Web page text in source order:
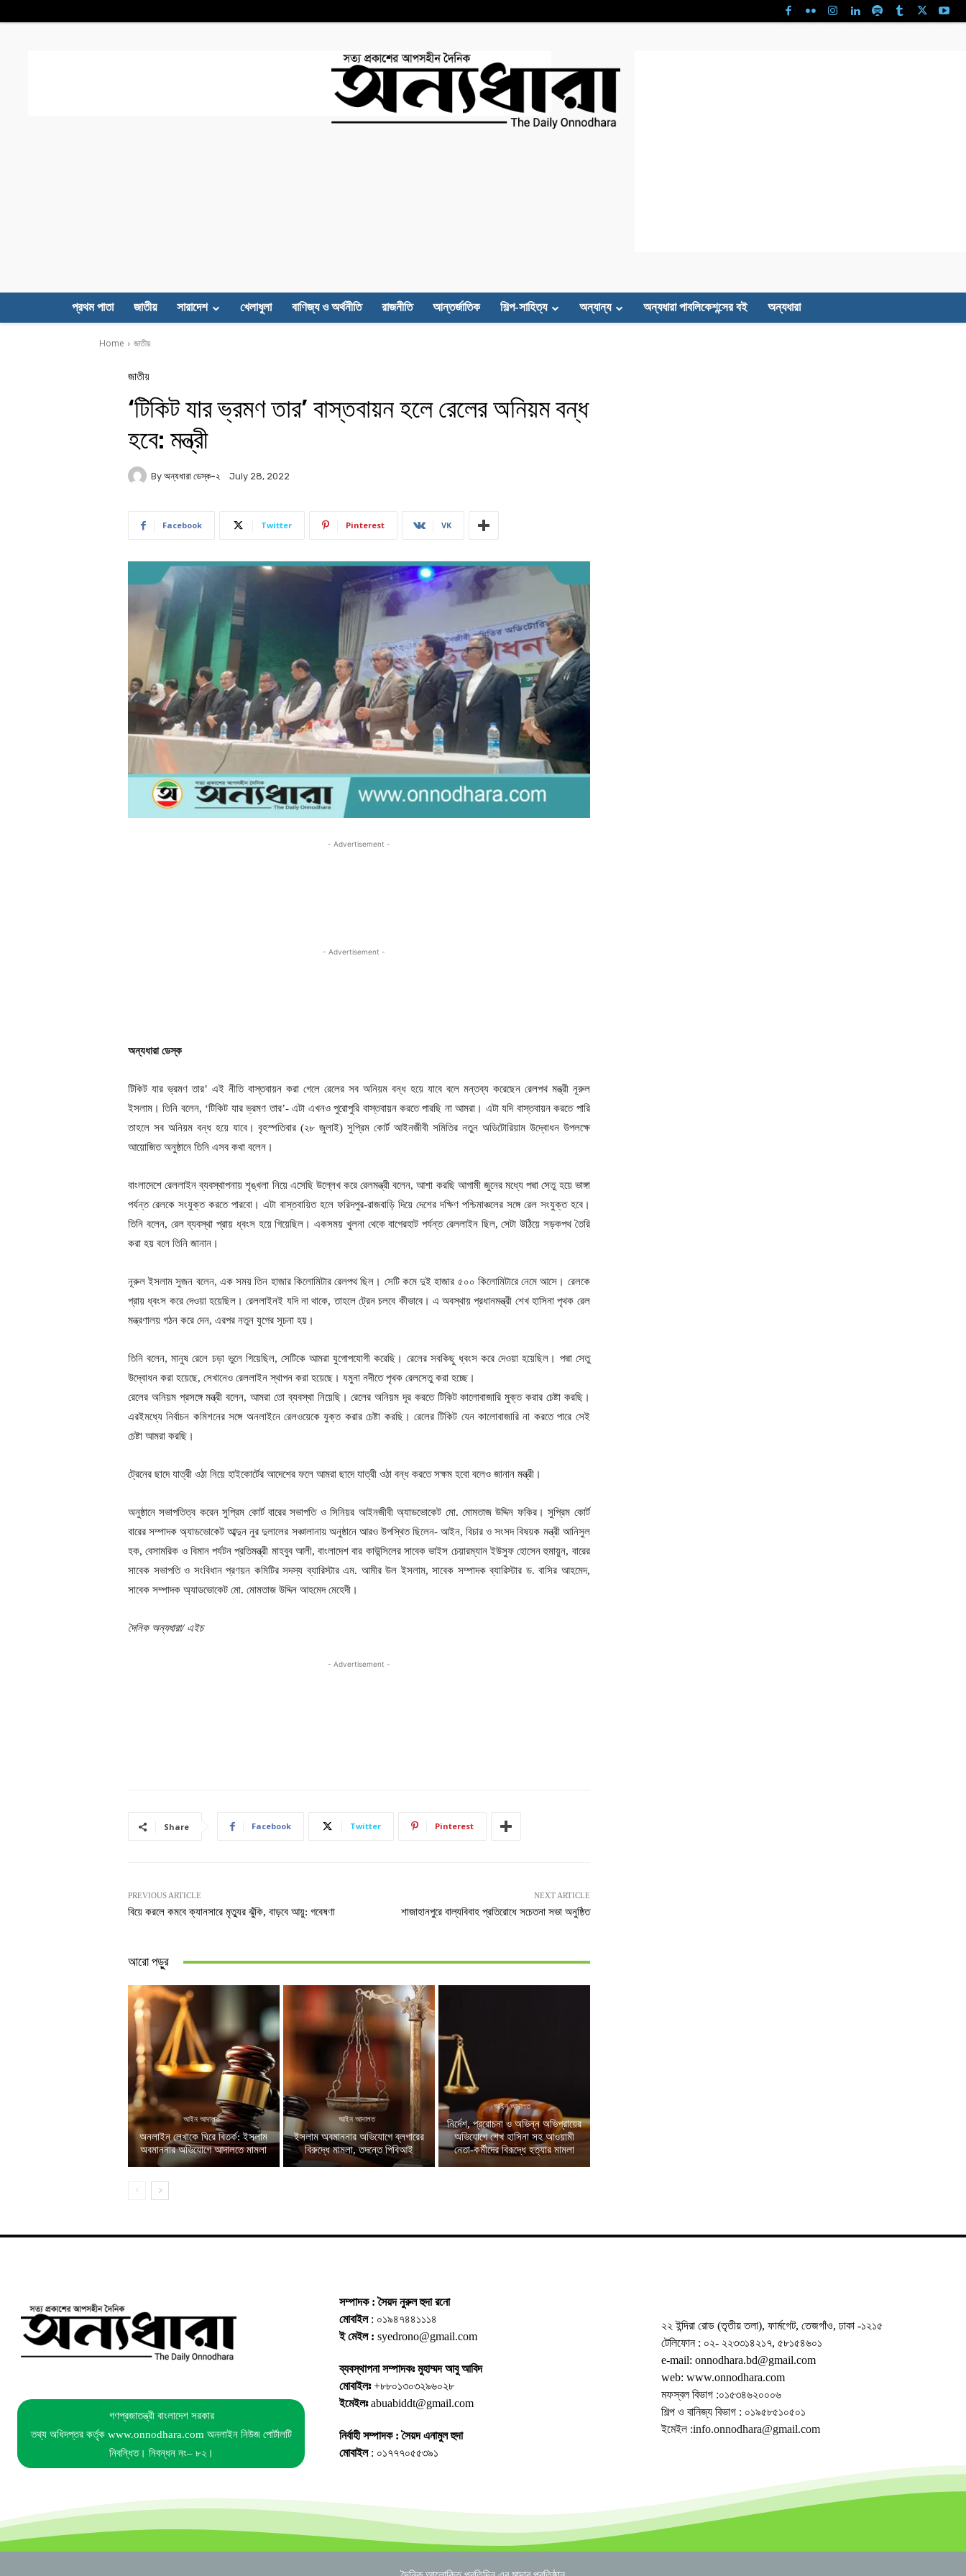
প্রথম পাতা জাতীয় সারাদেশ খেলাধুলা বাণিজ্য ও অর্থনীতি রাজনীতি আন্তর্জাতিক শিল্প-সাহিত্য অন্যান্য অন্যধারা পাবলিকেশন্সের বই অন্যধারা
Home জাতীয়
জাতীয়
‘টিকিট যার ভ্রমণ তার’ বাস্তবায়ন হলে রেলের অনিয়ম বন্ধ
হবে: মন্ত্রী
By অন্যধারা ডেস্ক-২ July 28, 2022
Facebook Twitter Pinterest VK
- Advertisement -
- Advertisement -
অন্যধারা ডেস্ক
টিকিট যার ভ্রমণ তার’ এই নীতি বাস্তবায়ন করা গেলে রেলের সব অনিয়ম বন্ধ হয়ে যাবে বলে মন্তব্য করেছেন রেলপথ মন্ত্রী নূরুল
ইসলাম। তিনি বলেন, ‘টিকিট যার ভ্রমণ তার’- এটা এখনও পুরোপুরি বাস্তবায়ন করতে পারছি না আমরা। এটা যদি বাস্তবায়ন করতে পারি
তাহলে সব অনিয়ম বন্ধ হয়ে যাবে। বৃহস্পতিবার (২৮ জুলাই) সুপ্রিম কোর্ট আইনজীবী সমিতির নতুন অডিটোরিয়াম উদ্বোধন উপলক্ষে
আয়োজিত অনুষ্ঠানে তিনি এসব কথা বলেন।
বাংলাদেশে রেললাইন ব্যবস্থাপনায় শৃঙ্খলা নিয়ে এসেছি উল্লেখ করে রেলমন্ত্রী বলেন, আশা করছি আগামী জুনের মধ্যে পদ্মা সেতু হয়ে ভাঙ্গা
পর্যন্ত রেলকে সংযুক্ত করতে পারবো। এটা বাস্তবায়িত হলে ফরিদপুর-রাজবাড়ি দিয়ে দেশের দক্ষিণ পশ্চিমাঞ্চলের সঙ্গে রেল সংযুক্ত হবে।
তিনি বলেন, রেল ব্যবস্থা প্রায় ধ্বংস হয়ে গিয়েছিল। একসময় খুলনা থেকে বাগেরহাট পর্যন্ত রেললাইন ছিল, সেটা উঠিয়ে সড়কপথ তৈরি
করা হয় বলে তিনি জানান।
নূরুল ইসলাম সুজন বলেন, এক সময় তিন হাজার কিলোমিটার রেলপথ ছিল। সেটি কমে দুই হাজার ৫০০ কিলোমিটারে নেমে আসে। রেলকে
প্রায় ধ্বংস করে দেওয়া হয়েছিল। রেললাইনই যদি না থাকে, তাহলে ট্রেন চলবে কীভাবে। এ অবস্থায় প্রধানমন্ত্রী শেখ হাসিনা পৃথক রেল
মন্ত্রণালয় গঠন করে দেন, এরপর নতুন যুগের সূচনা হয়।
তিনি বলেন, মানুষ রেলে চড়া ভুলে গিয়েছিল, সেটিকে আমরা যুগোপযোগী করেছি। রেলের সবকিছু ধ্বংস করে দেওয়া হয়েছিল। পদ্মা সেতু
উদ্বোধন করা হয়েছে, সেখানেও রেললাইন স্থাপন করা হয়েছে। যমুনা নদীতে পৃথক রেলসেতু করা হচ্ছে।
রেলের অনিয়ম প্রসঙ্গে মন্ত্রী বলেন, আমরা তো ব্যবস্থা নিয়েছি। রেলের অনিয়ম দূর করতে টিকিট কালোবাজারি মুক্ত করার চেষ্টা করছি।
এরইমধ্যে নির্বাচন কমিশনের সঙ্গে অনলাইনে রেলওয়েকে যুক্ত করার চেষ্টা করছি। রেলের টিকিট যেন কালোবাজারি না করতে পারে সেই
চেষ্টা আমরা করছি।
ট্রেনের ছাদে যাত্রী ওঠা নিয়ে হাইকোর্টের আদেশের ফলে আমরা ছাদে যাত্রী ওঠা বন্ধ করতে সক্ষম হবো বলেও জানান মন্ত্রী।
অনুষ্ঠানে সভাপতিত্ব করেন সুপ্রিম কোর্ট বারের সভাপতি ও সিনিয়র আইনজীবী অ্যাডভোকেট মো. মোমতাজ উদ্দিন ফকির। সুপ্রিম কোর্ট
বারের সম্পাদক অ্যাডভোকেট আব্দুন নুর দুলালের সঞ্চালানায় অনুষ্ঠানে আরও উপস্থিত ছিলেন- আইন, বিচার ও সংসদ বিষয়ক মন্ত্রী আনিসুল
হক, বেসামরিক ও বিমান পর্যটন প্রতিমন্ত্রী মাহবুব আলী, বাংলাদেশ বার কাউন্সিলের সাবেক ভাইস চেয়ারম্যান ইউসুফ হোসেন হুমায়ুন, বারের
সাবেক সভাপতি ও সংবিধান প্রণয়ন কমিটির সদস্য ব্যারিস্টার এম. আমীর উল ইসলাম, সাবেক সম্পাদক ব্যারিস্টার ড. বাসির আহমেদ,
সাবেক সম্পাদক অ্যাডভোকেট মো. মোমতাজ উদ্দিন আহমেদ মেহেদী।
দৈনিক অন্যধারা/ এইচ
- Advertisement -
Share Facebook Twitter Pinterest
PREVIOUS ARTICLE
বিয়ে করলে কমবে ক্যানসারে মৃত্যুর ঝুঁকি, বাড়বে আয়ু: গবেষণা
NEXT ARTICLE
শাজাহানপুরে বাল্যবিবাহ প্রতিরোধে সচেতনা সভা অনুষ্ঠিত
আরো পড়ুুর
আইন আদালত
অনলাইন লেখাকে ঘিরে বিতর্ক: ইসলাম
অবমাননার অভিযোগে আদালতে মামলা
আইন আদালত
ইসলাম অবমাননার অভিযোগে ব্লগারের
বিরুদ্ধে মামলা, তদন্তে পিবিআই
আইন আদালত
নির্দেশ, প্ররোচনা ও অভিন্ন অভিপ্রায়ের
অভিযোগে শেখ হাসিনা সহ আওয়ামী
নেতা-কর্মীদের বিরূদ্ধে হত্যার মামলা
গণপ্রজাতন্ত্রী বাংলাদেশ সরকার
তথ্য অধিদপ্তর কর্তৃক www.onnodhara.com অনলাইন নিউজ পোর্টালটি
নিবন্ধিত। নিবন্ধন নং– ৮২।
সম্পাদক : সৈয়দ নুরুল হুদা রনো
মোবাইল: ০১৯৪৭৪৪১১১৪
ই মেইল : syedrono@gmail.com
ব্যবস্থাপনা সম্পাদকঃ মুহাম্মদ আবু আবিদ
মোবাইলঃ+৮৮০১৩০৩২৯৬০২৮
ইমেইলঃabuabiddt@gmail.com
নির্বাহী সম্পাদক : সৈয়দ এনামুল হুদা
মোবাইল: ০১৭৭৭০৫৫৩৯১
২২ ইন্দিরা রোড (তৃতীয় তলা), ফার্মগেট, তেজগাঁও, ঢাকা -১২১৫
টেলিফোন : ০২- ২২৩৩১৪২১৭, ৫৮১৫৪৬০১
e-mail: onnodhara.bd@gmail.com
web: www.onnodhara.com
মফস্বল বিভাগ :০১৫৩৪৬২০০০৬
শিল্প ও বানিজ্য বিভাগ : ০১৯৫৮৫১০৫০১
ইমেইল :info.onnodhara@gmail.com